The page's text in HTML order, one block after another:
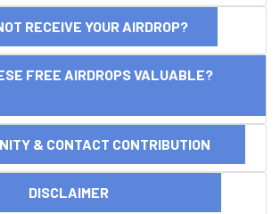
RECEIVE YOUR AIRDROP?
FREE AIRDROPS VALUABLE?
& CONTACT CONTRIBUTION